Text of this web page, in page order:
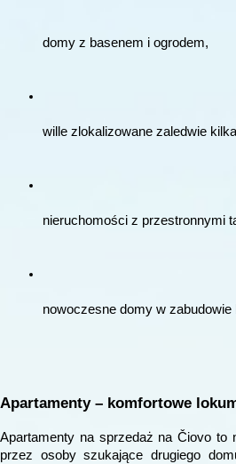
domy z basenem i ogrodem,
wille zlokalizowane zaledwie
nieruchomości z przestronnymi
nowoczesne domy w
Apartamenty – komfortowe
Apartamenty na sprzedaż na Čiovo to
przez osoby szukające drugiego